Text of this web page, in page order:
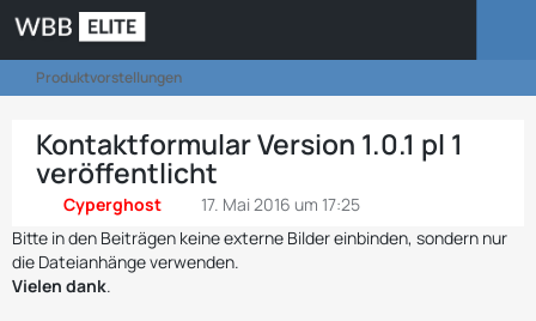
Produktvorstellungen
Kontaktformular Version 1.0.1 pl 1
veröffentlicht
Cyperghost
17. Mai 2016 um 17:25
Bitte in den Beiträgen keine externe Bilder einbinden, sondern nur
die Dateianhänge verwenden.
Vielen dank.